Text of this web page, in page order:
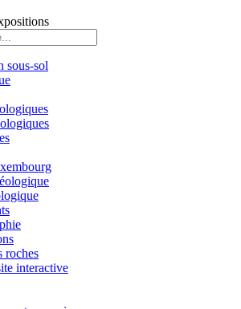
sous-sol
roches
interactive